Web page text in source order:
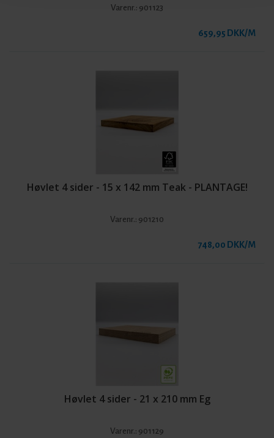
Varenr.: 901123
659,95 DKK/M
Høvlet 4 sider - 15 x 142 mm Teak - PLANTAGE!
Varenr.: 901210
748,00 DKK/M
Høvlet 4 sider - 21 x 210 mm Eg
Varenr.: 901129